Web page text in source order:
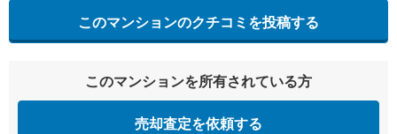
このマンションのクチコミを投稿する
このマンションを所有されている方
売却査定を依頼する